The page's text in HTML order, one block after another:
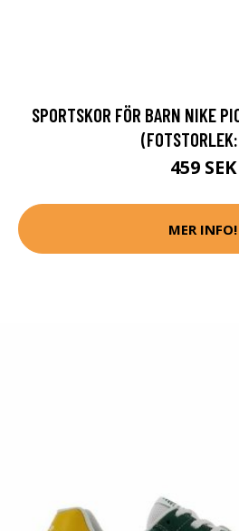
SPORTSKOR FÖR BARN NIKE
459 SEK
MER INFO!